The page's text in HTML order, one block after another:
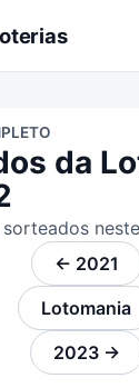
da
← 2021
Lotomania
2023 →